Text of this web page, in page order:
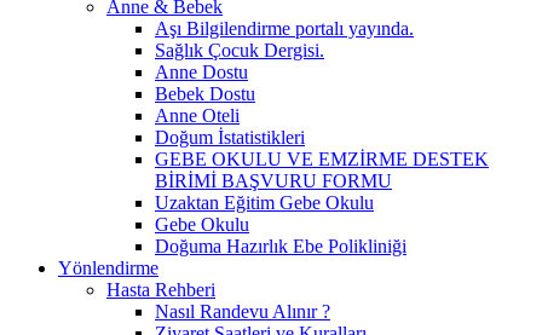
Anne & Bebek
Aşı Bilgilendirme portalı yayında.
Sağlık Çocuk Dergisi.
Anne Dostu
Bebek Dostu
Anne Oteli
Doğum İstatistikleri
GEBE OKULU VE EMZİRME DESTEK
BİRİMİ BAŞVURU FORMU
Uzaktan Eğitim Gebe Okulu
Gebe Okulu
Doğuma Hazırlık Ebe Polikliniği
Yönlendirme
Hasta Rehberi
Nasıl Randevu Alınır ?